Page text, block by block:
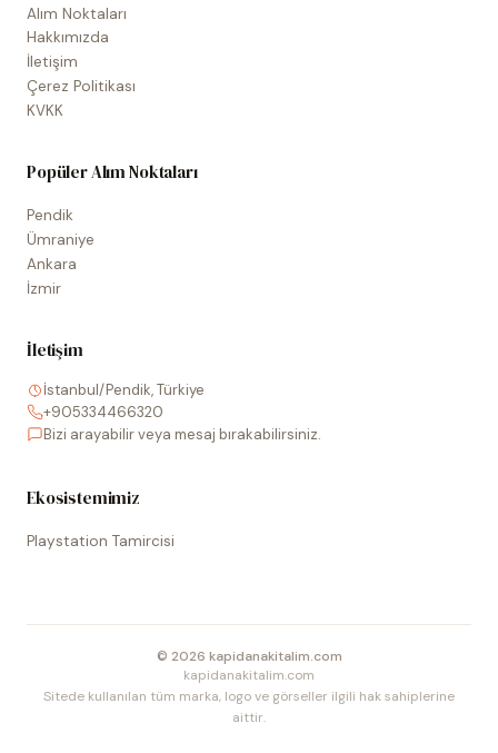
Alım Noktaları
Hakkımızda
İletişim
Çerez Politikası
KVKK
Popüler Alım Noktaları
Pendik
Ümraniye
Ankara
İzmir
İletişim
İstanbul/Pendik, Türkiye
+905334466320
Bizi arayabilir veya mesaj bırakabilirsiniz.
Ekosistemimiz
Playstation Tamircisi
© 2026 kapidanakitalim.com
kapidanakitalim.com
Sitede kullanılan tüm marka, logo ve görseller ilgili hak sahiplerine
aittir.